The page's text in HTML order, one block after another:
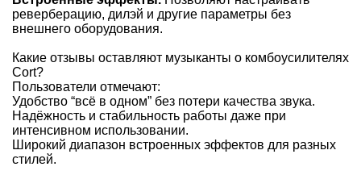
реверберацию, дилэй и другие параметры без
внешнего оборудования.
Какие отзывы оставляют музыканты о комбоусилителях
Cort?
Пользователи отмечают:
Удобство “всё в одном” без потери качества звука.
Надёжность и стабильность работы даже при
интенсивном использовании.
Широкий диапазон встроенных эффектов для разных
стилей.